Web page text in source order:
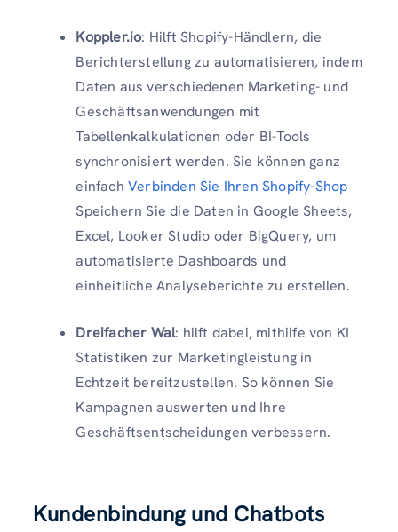
Koppler.io: Hilft Shopify-Händlern, die
Berichterstellung zu automatisieren, indem
Daten aus verschiedenen Marketing- und
Geschäftsanwendungen mit
Tabellenkalkulationen oder BI-Tools
synchronisiert werden. Sie können ganz
einfach Verbinden Sie Ihren Shopify-Shop
Speichern Sie die Daten in Google Sheets,
Excel, Looker Studio oder BigQuery, um
automatisierte Dashboards und
einheitliche Analyseberichte zu erstellen.
Dreifacher Wal: hilft dabei, mithilfe von KI
Statistiken zur Marketingleistung in
Echtzeit bereitzustellen. So können Sie
Kampagnen auswerten und Ihre
Geschäftsentscheidungen verbessern.
Kundenbindung und Chatbots